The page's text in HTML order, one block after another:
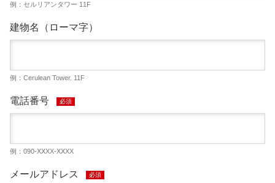
例：セルリアンタワー 11F
建物名（ローマ字）
例：Cerulean Tower. 11F
電話番号 必須
例：090-XXXX-XXXX
メールアドレス 必須